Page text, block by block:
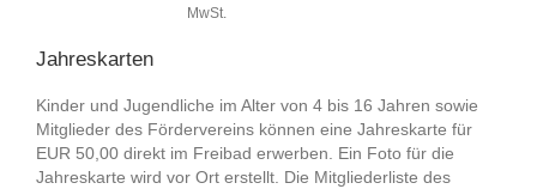
MwSt.
Jahreskarten
Kinder und Jugendliche im Alter von 4 bis 16 Jahren sowie
Mitglieder des Fördervereins können eine Jahreskarte für
EUR 50,00 direkt im Freibad erwerben. Ein Foto für die
Jahreskarte wird vor Ort erstellt. Die Mitgliederliste des